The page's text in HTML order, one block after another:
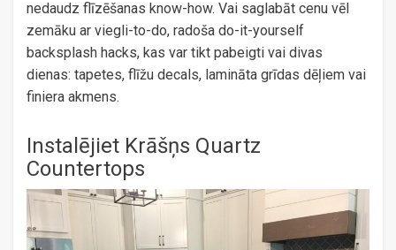
nedaudz flīzēšanas know-how. Vai saglabāt cenu vēl
zemāku ar viegli-to-do, radoša do-it-yourself
backsplash hacks, kas var tikt pabeigti vai divas
dienas: tapetes, flīžu decals, lamināta grīdas dēļiem vai
finiera akmens.
Instalējiet Krāšņs Quartz
Countertops